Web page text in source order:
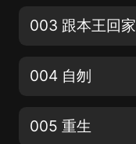
003 跟本王回家
004 自刎
005 重生